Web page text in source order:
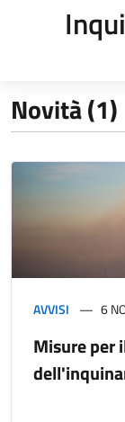
Novità (1)
AVVISI 6
Misure per